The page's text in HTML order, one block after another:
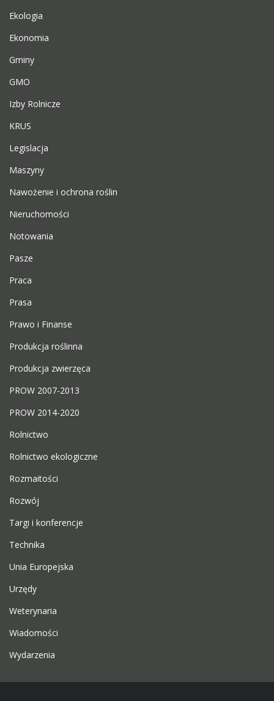
Ekologia
Ekonomia
Gminy
GMO
Izby Rolnicze
KRUS
Legislacja
Maszyny
Nawożenie i ochrona roślin
Nieruchomości
Notowania
Pasze
Praca
Prasa
Prawo i Finanse
Produkcja roślinna
Produkcja zwierzęca
PROW 2007-2013
PROW 2014-2020
Rolnictwo
Rolnictwo ekologiczne
Rozmaitości
Rozwój
Targi i konferencje
Technika
Unia Europejska
Urzędy
Weterynaria
Wiadomości
Wydarzenia